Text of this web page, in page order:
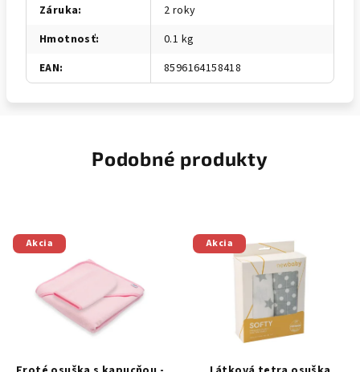
Záruka:
2 roky
Hmotnosť:
0.1 kg
EAN: 8596164158418
Podobné produkty
Akcia Akcia